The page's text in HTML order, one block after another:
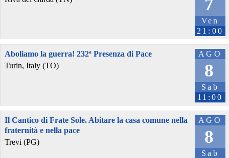
7
Ven
21:00
AGO
8
Sab
11:00
Aboliamo la guerra! 232ª Presenza di Pace
Turin, Italy (TO)
AGO
8
Sab
Il Cantico di Frate Sole. Abitare la casa comune nella
fraternità e nella pace
Trevi (PG)